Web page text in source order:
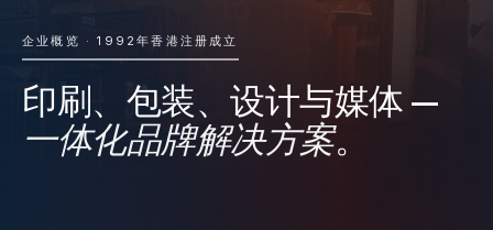
企业概览 · 1992年香港注册成立
印刷、包装、设计与媒体 —
一体化品牌解决方案。